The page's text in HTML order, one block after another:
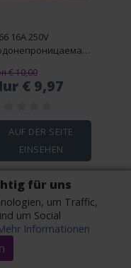
für uns
um Traffic,
um Social
Informationen
16A 250V
разъемами для
сада в
стиле
€ 10,00
€ 9,97
AUF DER SEITE
EINSEHEN